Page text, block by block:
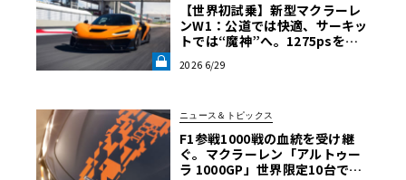
【世界初試乗】新型マクラーレ
ンW1：公道では快適、サーキッ
トでは“魔神”へ。1275psを後
《LE VOLANT LAB》
2026 6/29
ニュース＆トピックス
F1参戦1000戦の血統を受け継
ぐ。マクラーレン「アルトゥー
ラ 1000GP」世界限定10台で発